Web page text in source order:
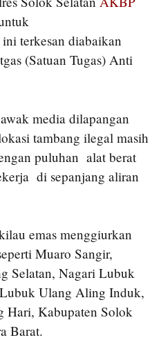
terkesan diabaikan
(Satuan Tugas) Anti
media dilapangan
tambang ilegal masih
puluhan alat berat
di sepanjang aliran
emas menggiurkan
Muaro Sangir,
Selatan, Nagari Lubuk
Ulang Aling Induk,
Hari, Kabupaten Solok
Barat.